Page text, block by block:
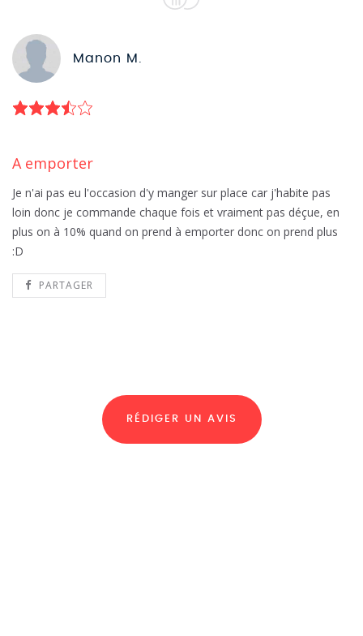
Manon M.
A emporter
Je n'ai pas eu l'occasion d'y manger sur place car j'habite pas
loin donc je commande chaque fois et vraiment pas déçue, en
plus on à 10% quand on prend à emporter donc on prend plus
:D
PARTAGER
RÉDIGER UN AVIS